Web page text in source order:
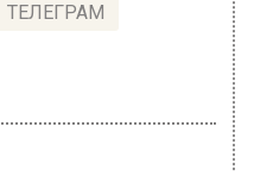
ТЕЛЕГРАМ